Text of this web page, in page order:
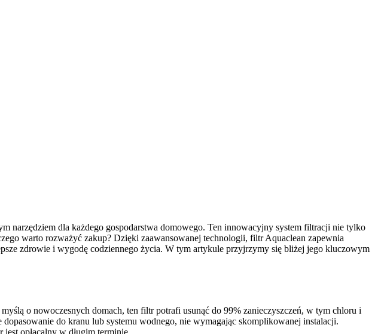
narzędziem dla każdego gospodarstwa domowego. Ten innowacyjny system filtracji nie tylko
warto rozważyć zakup? Dzięki zaawansowanej technologii, filtr Aquaclean zapewnia
zdrowie i wygodę codziennego życia. W tym artykule przyjrzymy się bliżej jego kluczowym
o nowoczesnych domach, ten filtr potrafi usunąć do 99% zanieczyszczeń, w tym chloru i
do kranu lub systemu wodnego, nie wymagając skomplikowanej instalacji.
opłacalny w długim terminie.